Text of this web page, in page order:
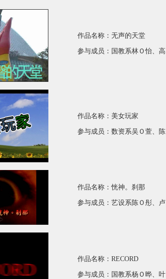
作品名称：无声的天堂
参与成员： 国教系林Ｏ怡、高
作品名称：美女玩家
参与成员：数资系吴 Ｏ 萱、陈
作品名称：恍神。刹那
参与成员：艺设系陈 Ｏ 彤、卢
作品名称：RECORD
参与成员：国教系杨 Ｏ 晔、叶